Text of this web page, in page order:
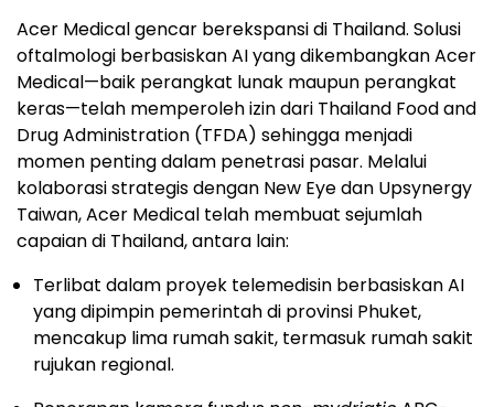
Acer Medical gencar berekspansi di Thailand. Solusi
oftalmologi berbasiskan AI yang dikembangkan Acer
Medical—baik perangkat lunak maupun perangkat
keras—telah memperoleh izin dari Thailand Food and
Drug Administration (TFDA) sehingga menjadi
momen penting dalam penetrasi pasar. Melalui
kolaborasi strategis dengan New Eye dan Upsynergy
Taiwan, Acer Medical telah membuat sejumlah
capaian di Thailand, antara lain:
Terlibat dalam proyek telemedisin berbasiskan AI
yang dipimpin pemerintah di provinsi Phuket,
mencakup lima rumah sakit, termasuk rumah sakit
rujukan regional.